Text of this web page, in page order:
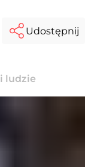
ludzie
Udostępnij